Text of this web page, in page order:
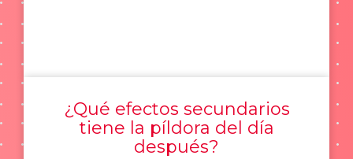
¿Qué efectos secundarios
tiene la píldora del día
después?